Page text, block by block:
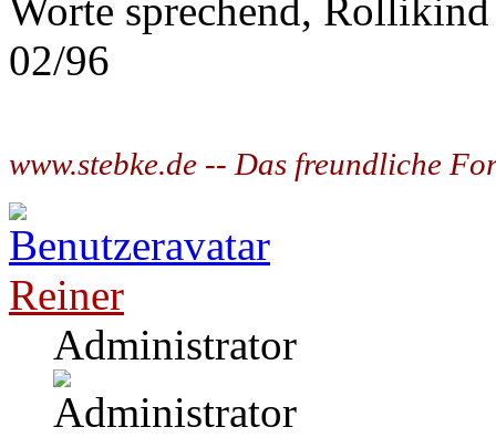
Worte sprechend,
02/96
www.stebke.de -- Das freundliche
Reiner
Administrator